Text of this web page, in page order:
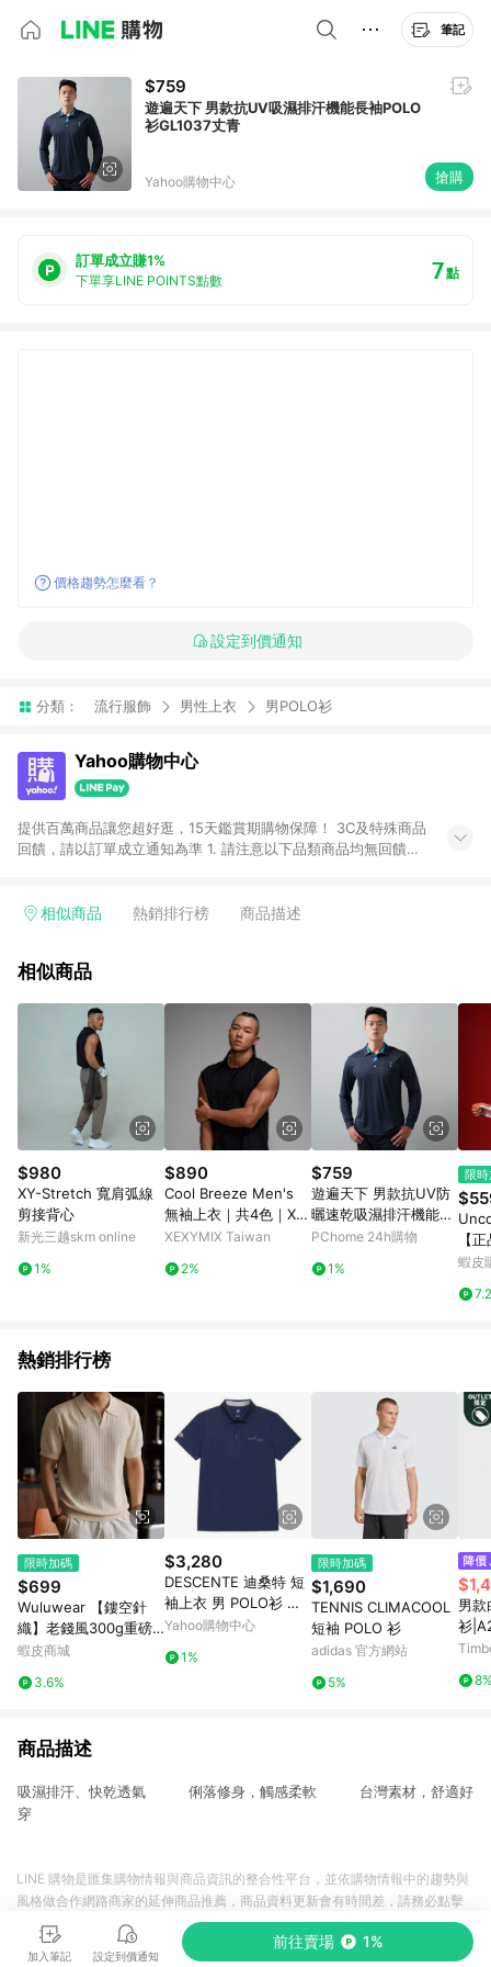
筆記
$759
遊遍天下 男款抗UV吸濕排汗機能長袖POLO
衫GL1037丈青
Yahoo購物中心 搶購
訂單成立賺1%
下單享LINE POINTS點數 7點
價格趨勢怎麼看？
設定到價通知
分類： 流行服飾 男性上衣 男POLO衫
Yahoo購物中心
提供百萬商品讓您超好逛，15天鑑賞期購物保障！ 3C及特殊商品
回饋，請以訂單成立通知為準 1. 請注意以下品類商品均無回饋：
電玩/遊戲/相機/單眼/鏡頭/拍立得 [2024/6/1起適用] -內接硬
的購回饋活動享Yahoo超贈點回饋者 - 購物中心商店之商品：商
3. 訂單回饋金額將扣除運費/購物金/超贈點/福利金/紅利折抵/折
價券等虛擬貨幣折抵 4. 大宗採購或批發轉賣不具回饋資格： 如
有相關事證認定您為大宗採購、批發轉賣而非最終消費使用者，
相關認定以Yahoo購物中心之認定為準
相似商品 熱銷排行榜 商品描述
相似商品
$980
XY-Stretch 寬肩弧線
剪接背心
新光三越skm online
1%
$890
Cool Breeze Men's
無袖上衣｜共4色｜XM
L2TE1106
XEXYMIX Taiwan
2%
$759
遊遍天下 男款抗UV防
曬速乾吸濕排汗機能長
袖POLO衫GL1037
PChome 24h購物
1%
限
【
出貨
心
蝦皮
熱銷排行榜
限時加碼
$699
Wuluwear 【鏤空針
織】老錢風300g重磅
短袖V領POLO衫男翻
蝦皮商城
3.6%
$3,280
DESCENTE 迪桑特 短
袖上衣 男 POLO衫 吸
排 GBR & SCO TEAM
SU420259
Yahoo購物中心
1%
限時加碼
$1,690
TENNIS CLIMACOOL
短袖 POLO 衫
adidas 官方網站
5%
男款
衫
商品描述
吸濕排汗、快乾透氣 俐落修身，觸感柔軟 台灣素材，舒適好
穿
加入筆記 設定到價通知
前往賣場 1%
LINE 購物是匯集購物情報與商品資訊的整合性平台，並依購物情報中的趨勢與
風格做合作網路商家的延伸商品推薦，商品資料更新會有時間差，請務必點擊
商品至各合作網路商家，確認現售價與購物條件，一切資訊以合作廠商網頁為
準。